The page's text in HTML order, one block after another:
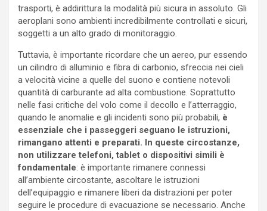
trasporti, è addirittura la modalità più sicura in assoluto. Gli
aeroplani sono ambienti incredibilmente controllati e sicuri,
soggetti a un alto grado di monitoraggio.
Tuttavia, è importante ricordare che un aereo, pur essendo
un cilindro di alluminio e fibra di carbonio, sfreccia nei cieli
a velocità vicine a quelle del suono e contiene notevoli
quantità di carburante ad alta combustione. Soprattutto
nelle fasi critiche del volo come il decollo e l’atterraggio,
quando le anomalie e gli incidenti sono più probabili, è
essenziale che i passeggeri seguano le istruzioni,
rimangano attenti e preparati. In queste circostanze,
non utilizzare telefoni, tablet o dispositivi simili è
fondamentale: è importante rimanere connessi
all’ambiente circostante, ascoltare le istruzioni
dell’equipaggio e rimanere liberi da distrazioni per poter
seguire le procedure di evacuazione se necessario. Anche